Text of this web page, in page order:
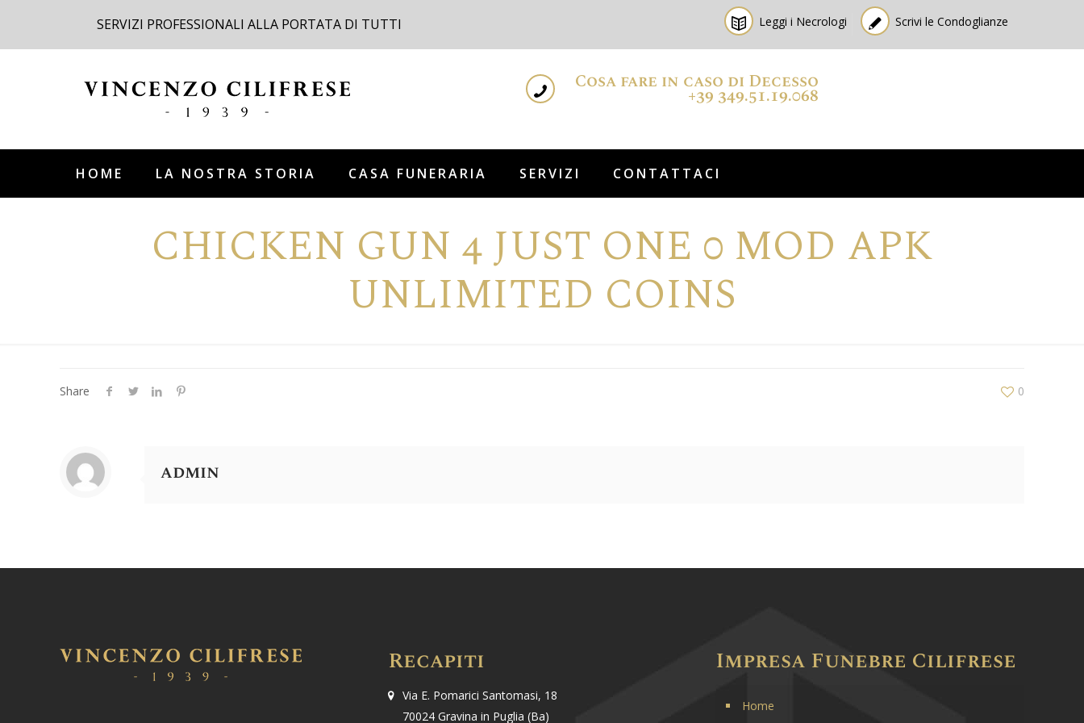
SERVIZI PROFESSIONALI ALLA PORTATA DI TUTTI Leggi i Necrologi Scrivi le Condoglianze
HOME LA NOSTRA STORIA CASA FUNERARIA SERVIZI CONTATTACI
Cosa fare in caso di Decesso
+39 349.51.19.068
CHICKEN GUN 4 JUST ONE 0 MOD APK
UNLIMITED COINS
Share 0
admin
Recapiti
Via E. Pomarici Santomasi, 18
70024 Gravina in Puglia (Ba)
Impresa Funebre Cilifrese
Home